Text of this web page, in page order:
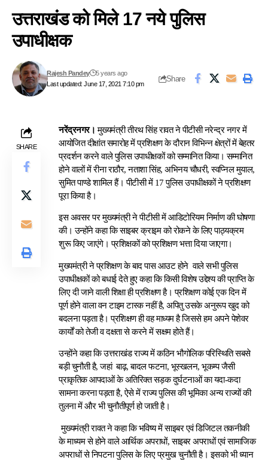
उत्तराखंड को मिले 17 नये पुलिस
उपाधीक्षक
Last updated: June 17, 2021 7:10 pm
Rajesh Pandey 5 years ago
Share
SHARE
नरेंद्रनगर। मुख्यमंत्री तीरथ सिंह रावत ने पीटीसी नरेन्द्र नगर में
आयोजित दीक्षांत समारोह में प्रशिक्षण के दौरान विभिन्न क्षेत्रों में बेहतर
प्रदर्शन करने वाले पुलिस उपाधीक्षकों को सम्मानित किया। सम्मानित
होने वालों में रीना राठौर, नताशा सिंह, अभिनय चौधरी, स्वप्निल मुयाल,
सुमित पाण्डे शामिल हैं। पीटीसी में 17 पुलिस उपाधीक्षकों ने प्रशिक्षण
पूरा किया है।
इस अवसर पर मुख्यमंत्री ने पीटीसी में आडिटोरियम निर्माण की घोषणा
की। उन्होंने कहा कि साइबर क्राइम को रोकने के लिए पाठ्यक्रम
शुरू किए जाएंगे। प्रशिक्षकों को प्रशिक्षण भत्ता दिया जाएगा।
मुख्यमंत्री ने प्रशिक्षण के बाद पास आउट होने वाले सभी पुलिस
उपाधीक्षकों को बधाई देते हुए कहा कि किसी विशेष उद्देश्य की प्राप्ति के
लिए दी जाने वाली शिक्षा ही प्रशिक्षण है। प्रशिक्षण कोई एक दिन में
पूर्ण होने वाला वन टाइम टास्क नहीं है, अपितु उसके अनुरूप खुद को
बदलना पड़ता है। प्रशिक्षण ही वह माध्यम है जिससे हम अपने पेशेवर
कार्यों को तेजी व दक्षता से करने में सक्षम होते हैं।
उन्होंने कहा कि उत्तराखंड राज्य में कठिन भौगोलिक परिस्थिति सबसे
बड़ी चुनौती है, जहां बाढ़, बादल फटना, भूस्खलन, भूकम्प जैसी
प्राकृतिक आपदाओं के अतिरिक्त सड़क दुर्घटनाओं का यदा-कदा
सामना करना पड़ता है, ऐसे में राज्य पुलिस की भूमिका अन्य राज्यों की
तुलना में और भी चुनौतीपूर्ण हो जाती है।
मुख्यमंत्री रावत ने कहा कि भविष्य में साइबर एवं डिजिटल तकनीकी
के माध्यम से होने वाले आर्थिक अपराधों, साइबर अपराधों एवं सामाजिक
अपराधों से निपटना पुलिस के लिए प्रमुख चुनौती है। इसको भी ध्यान